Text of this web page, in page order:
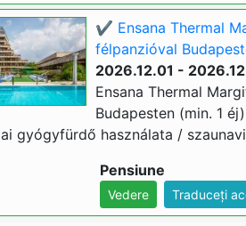
✔️ Ensana Thermal
félpanzióval
2026.12.01 -
Ensana Thermal
Budapesten (min. 1
gyógyfürdő használata /
Pensiune
Vedere Traduceți